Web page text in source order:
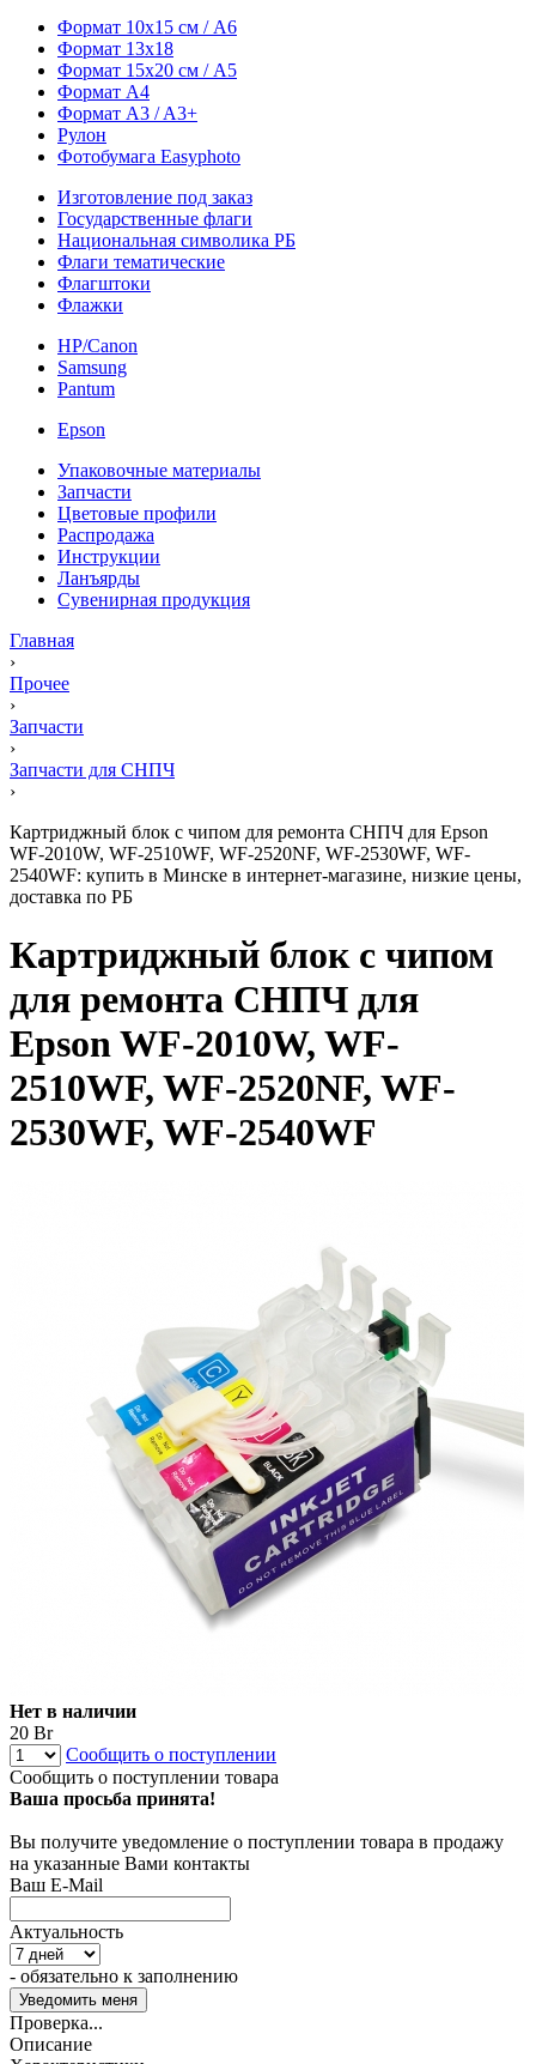
Формат 10х15 см / A6
Формат 13х18
Формат 15х20 см / A5
Формат А4
Формат A3 / A3+
Рулон
Фотобумага Easyphoto
Изготовление под заказ
Государственные флаги
Национальная символика РБ
Флаги тематические
Флагштоки
Флажки
HP/Canon
Samsung
Pantum
Epson
Упаковочные материалы
Запчасти
Цветовые профили
Распродажа
Инструкции
Ланъярды
Сувенирная продукция
Главная
›
Прочее
›
Запчасти
›
Запчасти для СНПЧ
›
Картриджный блок с чипом для ремонта СНПЧ для Epson
WF-2010W, WF-2510WF, WF-2520NF, WF-2530WF, WF-
2540WF: купить в Минске в интернет-магазине, низкие цены,
доставка по РБ
Картриджный блок с чипом
для ремонта СНПЧ для
Epson WF-2010W, WF-
2510WF, WF-2520NF, WF-
2530WF, WF-2540WF
Нет в наличии
20 Br
Сообщить о поступлении
Сообщить о поступлении товара
Ваша просьба принята!
Вы получите уведомление о поступлении товара в продажу
на указанные Вами контакты
Ваш E-Mail
Актуальность
- обязательно к заполнению
Проверка...
Описание